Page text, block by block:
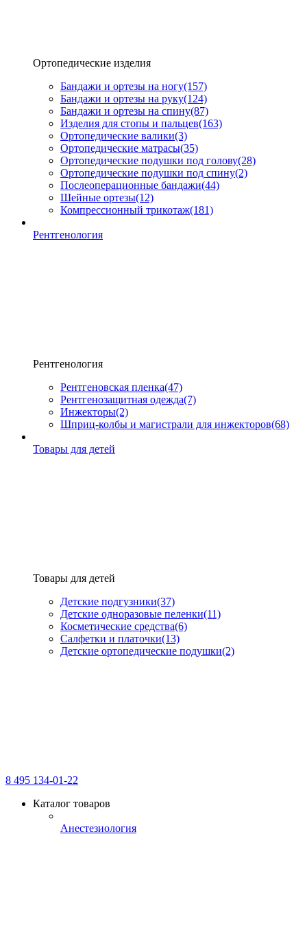
Ортопедические изделия
Бандажи и ортезы на ногу(157)
Бандажи и ортезы на руку(124)
Бандажи и ортезы на спину(87)
Изделия для стопы и пальцев(163)
Ортопедические валики(3)
Ортопедические матрасы(35)
Ортопедические подушки под голову(28)
Ортопедические подушки под спину(2)
Послеоперационные бандажи(44)
Шейные ортезы(12)
Компрессионный трикотаж(181)
Рентгенология
Рентгенология
Рентгеновская пленка(47)
Рентгенозащитная одежда(7)
Инжекторы(2)
Шприц-колбы и магистрали для инжекторов(68)
Товары для детей
Товары для детей
Детские подгузники(37)
Детские одноразовые пеленки(11)
Косметические средства(6)
Салфетки и платочки(13)
Детские ортопедические подушки(2)
8 495 134-01-22
Каталог товаров
Анестезиология